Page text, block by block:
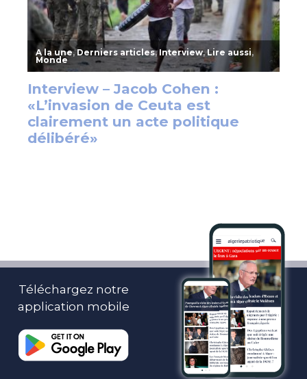
Téléchargez notre
application mobile